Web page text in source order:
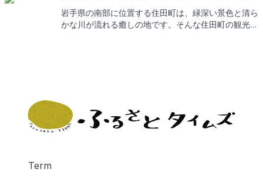
岩手県の南部に位置する住田町は、緑深い景色と清ら
かな川が流れる癒しの地です。そんな住田町の観光ス
Term